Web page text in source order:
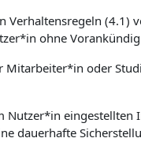
(4.1)
ohne
oder
Nutzer*in eingestellten
dauerhafte